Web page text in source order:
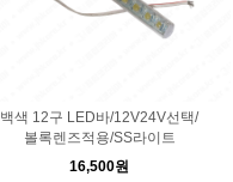
백색 12구 LED바/12V24V선택/
볼록렌즈적용/SS라이트
16,500원